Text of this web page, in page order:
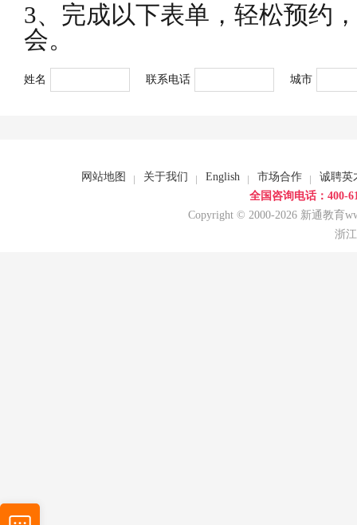
3、完成以下表单，轻松预约
会。
姓名 联系电话 城市
网站地图 关于我们 English 市场合作
诚聘英
全国咨询电话：400-
Copyright © 2000-2026 新通教育
浙